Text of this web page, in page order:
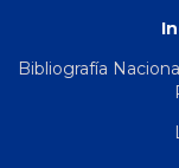
Bibliografía